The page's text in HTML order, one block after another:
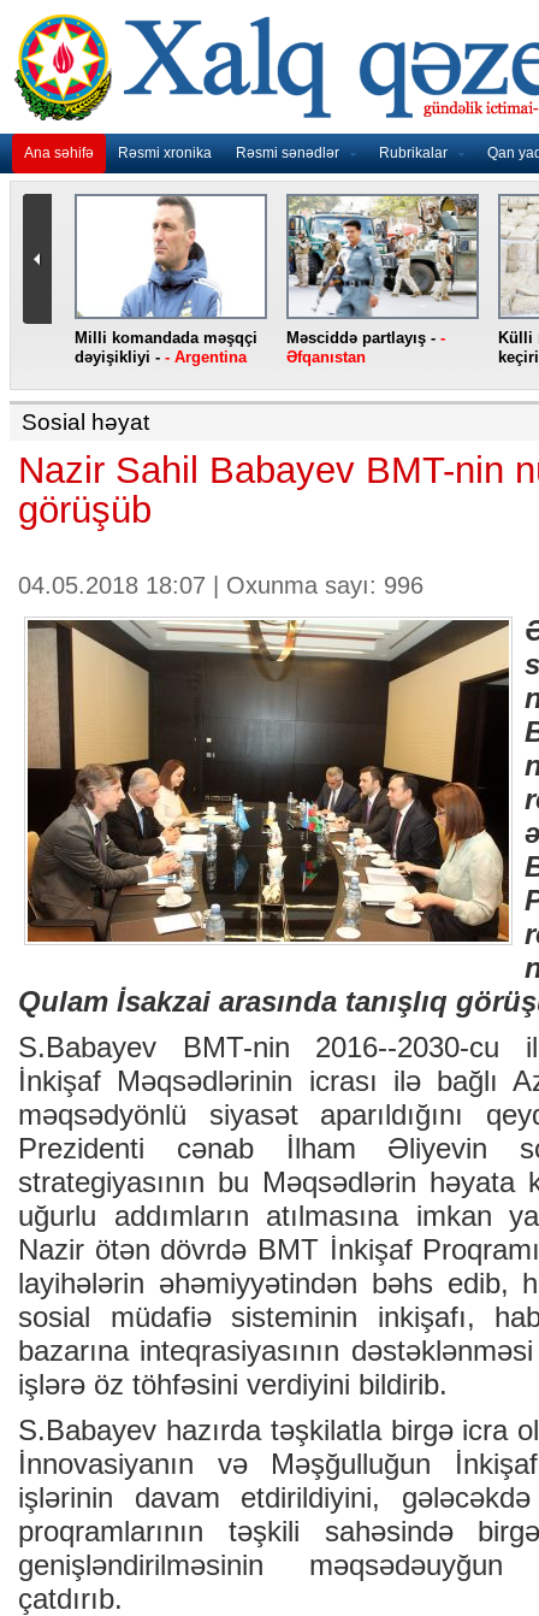
Ana səhifə Rəsmi xronika Rəsmi sənədlər Rubrikalar Qan
Milli komandada məşqçi
dəyişikliyi - - Argentina
Məsciddə partlayış - -
Əfqanıstan
Külli
Sosial həyat
Nazir Sahil Babayev BMT-nin
görüşüb
04.05.2018 18:07 | Oxunma sayı: 996
Qulam İsakzai arasında tanışlıq
S.Babayev BMT-nin 2016--2030-cu
İnkişaf Məqsədlərinin icrası ilə bağlı
məqsədyönlü siyasət aparıldığını
Prezidenti cənab İlham Əliyevin
strategiyasının bu Məqsədlərin həyata
uğurlu addımların atılmasına imkan
Nazir ötən dövrdə BMT İnkişaf
layihələrin əhəmiyyətindən bəhs edib,
sosial müdafiə sisteminin inkişafı,
bazarına inteqrasiyasının
işlərə öz töhfəsini verdiyini bildirib.
S.Babayev hazırda təşkilatla birgə icra
İnnovasiyanın və Məşğulluğun
işlərinin davam etdirildiyini,
proqramlarının təşkili sahəsində
genişləndirilməsinin
çatdırıb.